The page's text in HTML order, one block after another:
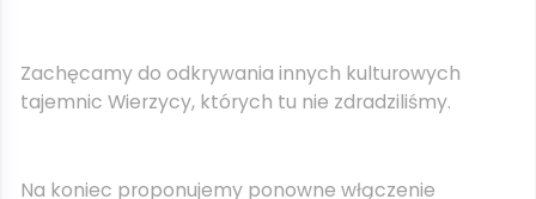
Zachęcamy do odkrywania innych kulturowych
tajemnic Wierzycy, których tu nie zdradziliśmy.
Na koniec proponujemy ponowne włączenie